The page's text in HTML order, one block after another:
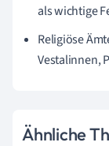
als wichtige
Religiöse
Vestalinnen,
Ähnliche